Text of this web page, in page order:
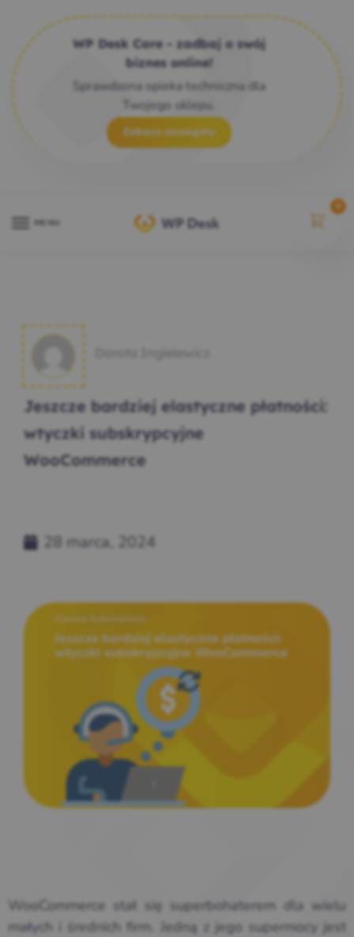
WP Desk Care - zadbaj o swój
biznes online!
Sprawdzona opieka techniczna dla
Twojego sklepu.
Zobacz szczegóły
Jeszcze bardziej elastyczne płatności:
wtyczki subskrypcyjne
WooCommerce
28 marca, 2024
WooCommerce stał się superbohaterem dla wielu
małych i średnich firm. Jedną z jego supermocy jest